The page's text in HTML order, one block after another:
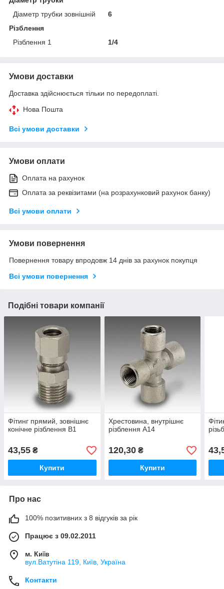
Діаметр трубки зовнішній
6
Різблення
Різблення 1
1/4
Умови доставки
Доставка здійснюється тільки по передоплаті.
Нова Пошта
Всі умови доставки
Умови оплати
Оплата на рахунок
Оплата за реквізитами (на розрахунковий рахунок банку)
Всі умови оплати
Умови повернення
Повернення товару впродовж 14 днів за рахунок покупця
Всі умови повернення
Подібні товари компанії
Фітинг прямий, зовнішнє
конічне різблення B1
43,55 ₴
Купити
Хрестовина, внутрішнє
різблення A14
120,30₴
Купити
Про нас
100% позитивних з 8 відгуків за рік
Працює з 09.02.2011
м. Київ
вул.Ватутіна 119, Київ, Україна
Контакти